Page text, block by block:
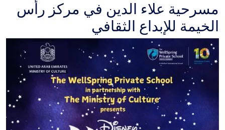
مسرحية علاء الدين في مركز رأس
الخيمة للإبداع الثقافي